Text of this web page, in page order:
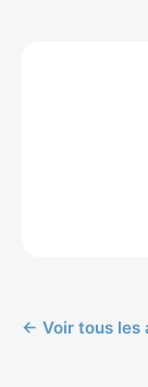
← Voir tous les